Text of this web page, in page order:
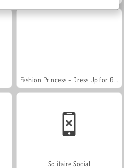
Solitaire Social